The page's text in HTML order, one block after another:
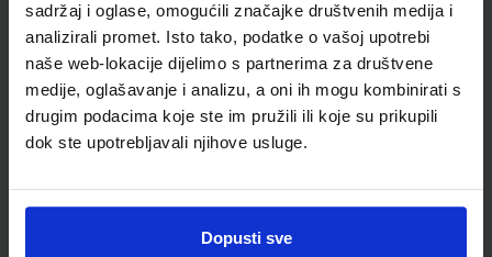
sadržaj i oglase, omogućili značajke društvenih medija i
analizirali promet. Isto tako, podatke o vašoj upotrebi
naše web-lokacije dijelimo s partnerima za društvene
medije, oglašavanje i analizu, a oni ih mogu kombinirati s
drugim podacima koje ste im pružili ili koje su prikupili
dok ste upotrebljavali njihove usluge.
Dopusti sve
Newsletter prijava
Prijavite se kako bi primali informacije o novim
pogodnostima